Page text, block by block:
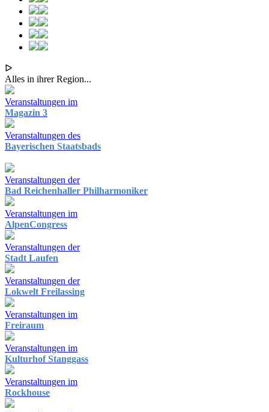
ᐅ
Alles in ihrer Region...
Veranstaltungen im
Magazin 3
Veranstaltungen des
Bayerischen Staatsbads
Veranstaltungen der
Bad Reichenhaller Philharmoniker
Veranstaltungen im
AlpenCongress
Veranstaltungen der
Stadt Laufen
Veranstaltungen der
Lokwelt Freilassing
Veranstaltungen im
Freiraum
Veranstaltungen im
Kulturhof Stanggass
Veranstaltungen im
Rockhouse